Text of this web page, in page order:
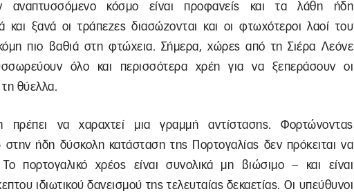
αναπτυσσόμενο κόσμο είναι προφανείς και τα λάθη ήδη
και ξανά οι τράπεζες διασώζονται και οι φτωχότεροι λαοί του
πιο βαθιά στη φτώχεια. Σήμερα, χώρες από τη Σιέρα Λεόνε
όλο και περισσότερα χρέη για να ξεπεράσουν οι
τη θύελλα.
πρέπει να χαραχτεί μια γραμμή αντίστασης. Φορτώνοντας
ήδη δύσκολη κατάσταση της Πορτογαλίας δεν πρόκειται να
πορτογαλικό χρέος είναι συνολικά μη βιώσιμο – και είναι
ιδιωτικού δανεισμού της τελευταίας δεκαετίας. Οι υπεύθυνοι